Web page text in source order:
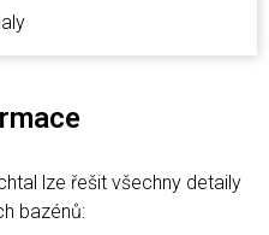
lze řešit všechny detaily
bazénů: